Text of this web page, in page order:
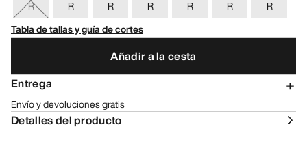
R R R R R R
R
Tabla de tallas y guía de cortes
Añadir a la cesta
Entrega
Envío y devoluciones gratis
Detalles del producto